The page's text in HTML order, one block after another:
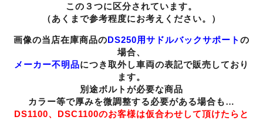
この３つに区分されています。
（あくまで参考程度にお考えください。）
画像の当店在庫商品の DS250用サドルバックサポート の
場合、
メーカー不明品につき取外し車両の表記で販売しており
ます。
別途ボルトが必要な商品
カラー等で厚みを微調整する必要がある場合も…
DS1100、DSC1100のお客様は仮合わせして頂けたらと